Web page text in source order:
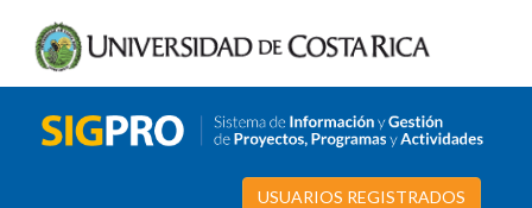
USUARIOS REGISTRADOS